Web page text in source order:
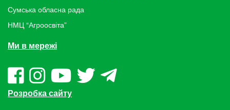
Сумська обласна рада
НМЦ “Агроосвіта”
Ми в мережі
Розробка сайту